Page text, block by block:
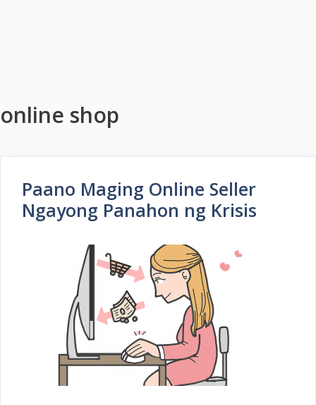
online shop
Paano Maging Online Seller
Ngayong Panahon ng Krisis